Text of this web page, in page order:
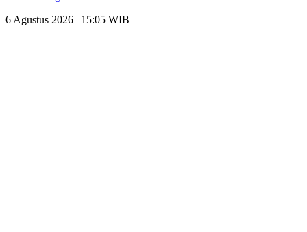
6 Agustus 2026 | 15:05 WIB